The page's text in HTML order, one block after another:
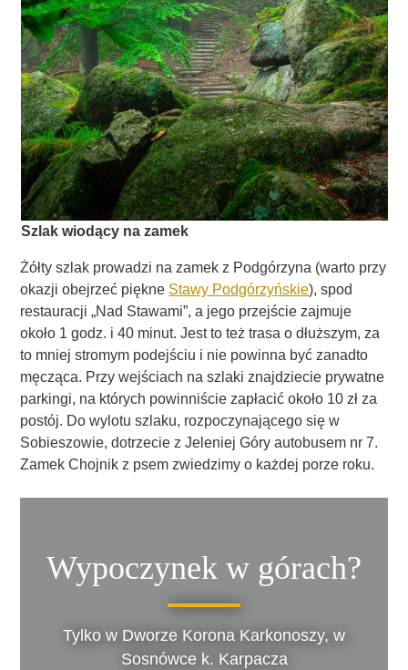
Szlak wiodący na zamek
Żółty szlak prowadzi na zamek z Podgórzyna (warto przy
okazji obejrzeć piękne Stawy Podgórzyńskie), spod
restauracji „Nad Stawami”, a jego przejście zajmuje
około 1 godz. i 40 minut. Jest to też trasa o dłuższym, za
to mniej stromym podejściu i nie powinna być zanadto
męcząca. Przy wejściach na szlaki znajdziecie prywatne
parkingi, na których powinniście zapłacić około 10 zł za
postój. Do wylotu szlaku, rozpoczynającego się w
Sobieszowie, dotrzecie z Jeleniej Góry autobusem nr 7.
Zamek Chojnik z psem zwiedzimy o każdej porze roku.
Wypoczynek w górach?
Tylko w Dworze Korona Karkonoszy, w
Sosnówce k. Karpacza